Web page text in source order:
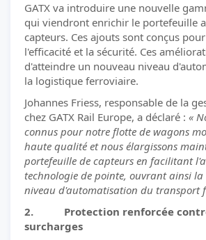
GATX va introduire une nouvelle
qui viendront enrichir le portefeuille
capteurs. Ces ajouts sont conçus
l'efficacité et la sécurité. Ces
d'atteindre un nouveau niveau
la logistique ferroviaire.
Johannes Friess, responsable de la
chez GATX Rail Europe, a déclaré : «
connus pour notre flotte de wagons
haute qualité et nous élargissons
portefeuille de capteurs en facilitant
technologie de pointe, ouvrant ainsi
niveau d'automatisation du transport
2. Protection renforcée
surcharges